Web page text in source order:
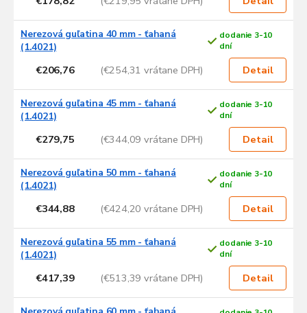
Nerezová guľatina 40 mm - ťahaná
(1.4021)
dodanie 3-10
dní
€206,76 (€254,31 vrátane DPH) Detail
Nerezová guľatina 45 mm - ťahaná
(1.4021)
dodanie 3-10
dní
€279,75 (€344,09 vrátane DPH) Detail
Nerezová guľatina 50 mm - ťahaná
(1.4021)
dodanie 3-10
dní
€344,88 (€424,20 vrátane DPH) Detail
Nerezová guľatina 55 mm - ťahaná
(1.4021)
dodanie 3-10
dní
€417,39 (€513,39 vrátane DPH) Detail